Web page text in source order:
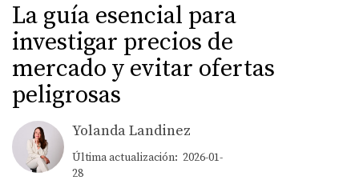
La guía esencial para
investigar precios de
mercado y evitar ofertas
peligrosas
Yolanda Landinez
Última actualización: 2026-01-
28